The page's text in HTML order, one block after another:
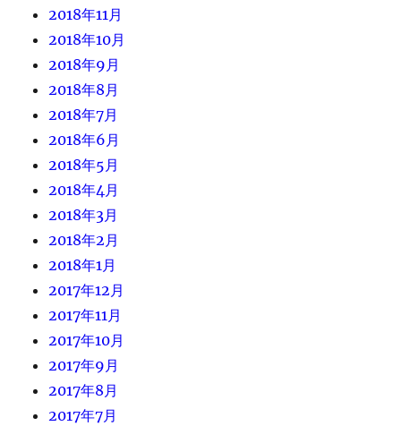
2018年11月
2018年10月
2018年9月
2018年8月
2018年7月
2018年6月
2018年5月
2018年4月
2018年3月
2018年2月
2018年1月
2017年12月
2017年11月
2017年10月
2017年9月
2017年8月
2017年7月